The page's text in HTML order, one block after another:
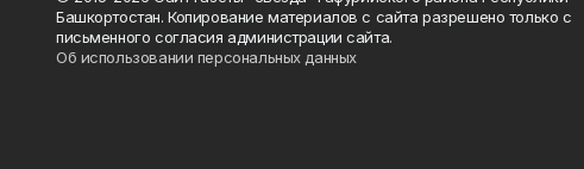
Башкортостан. Копирование материалов с сайта разрешено только с
письменного согласия администрации сайта.
Об использовании персональных данных